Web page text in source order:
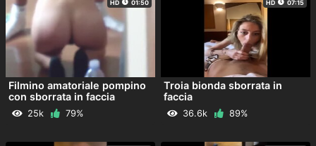
HD 01:50
Filmino amatoriale pompino
con sborrata in faccia
25k 79%
HD 07:15
Troia bionda sborrata in
faccia
36.6k 89%